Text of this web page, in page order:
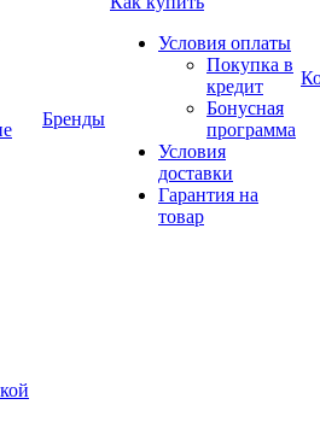
Бренды
Условия оплаты
Покупка в
кредит
Бонусная
программа
Условия
доставки
Гарантия на
товар